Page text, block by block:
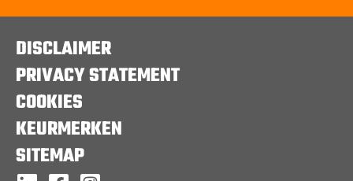
DISCLAIMER
PRIVACY STATEMENT
COOKIES
KEURMERKEN
SITEMAP